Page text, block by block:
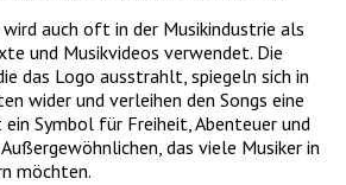
auch oft in der Musikindustrie als
und Musikvideos verwendet. Die
das Logo ausstrahlt, spiegeln sich in
wider und verleihen den Songs eine
Symbol für Freiheit, Abenteuer und
das viele Musiker in
möchten.